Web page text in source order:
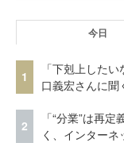
今日
1
「下剋上した
口義宏さんに
2
「“分業”は再
く、インター